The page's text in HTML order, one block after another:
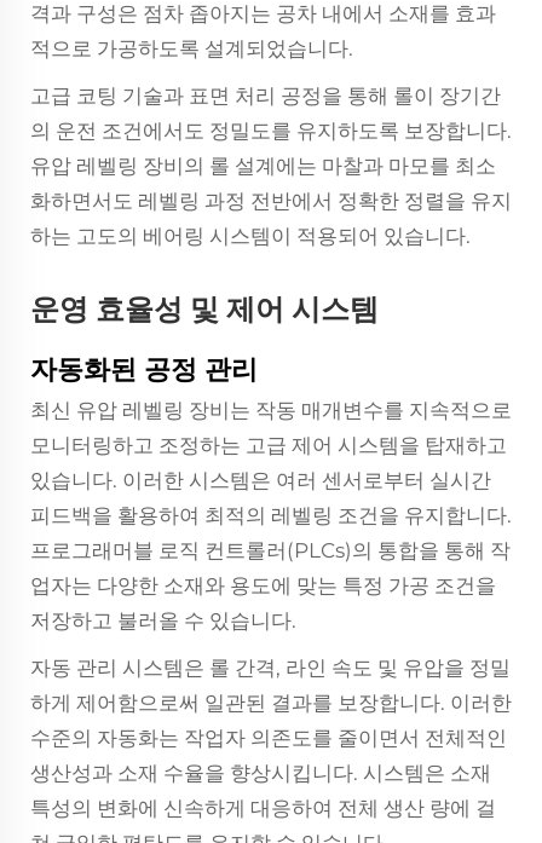
격과 구성은 점차 좁아지는 공차 내에서 소재를 효과
적으로 가공하도록 설계되었습니다.
고급 코팅 기술과 표면 처리 공정을 통해 롤이 장기간
의 운전 조건에서도 정밀도를 유지하도록 보장합니다.
유압 레벨링 장비의 롤 설계에는 마찰과 마모를 최소
화하면서도 레벨링 과정 전반에서 정확한 정렬을 유지
하는 고도의 베어링 시스템이 적용되어 있습니다.
운영 효율성 및 제어 시스템
자동화된 공정 관리
최신 유압 레벨링 장비는 작동 매개변수를 지속적으로
모니터링하고 조정하는 고급 제어 시스템을 탑재하고
있습니다. 이러한 시스템은 여러 센서로부터 실시간
피드백을 활용하여 최적의 레벨링 조건을 유지합니다.
프로그래머블 로직 컨트롤러(PLCs)의 통합을 통해 작
업자는 다양한 소재와 용도에 맞는 특정 가공 조건을
저장하고 불러올 수 있습니다.
자동 관리 시스템은 롤 간격, 라인 속도 및 유압을 정밀
하게 제어함으로써 일관된 결과를 보장합니다. 이러한
수준의 자동화는 작업자 의존도를 줄이면서 전체적인
생산성과 소재 수율을 향상시킵니다. 시스템은 소재
특성의 변화에 신속하게 대응하여 전체 생산 량에 걸